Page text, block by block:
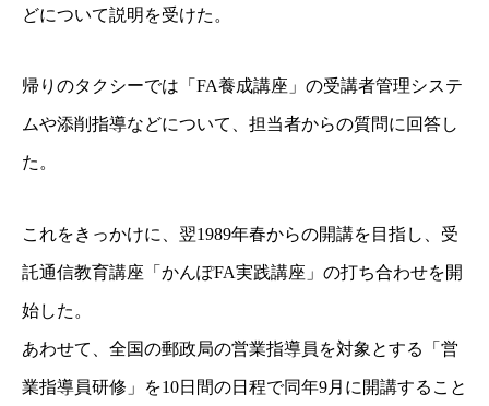
どについて説明を受けた。
帰りのタクシーでは「FA養成講座」の受講者管理システ
ムや添削指導などについて、担当者からの質問に回答し
た。
これをきっかけに、翌1989年春からの開講を目指し、受
託通信教育講座「かんぽFA実践講座」 の打ち合わせを開
始した。
あわせて、全国の郵政局の営業指導員を対象とする「営
業指導員研修」 を10日間の日程で同年9月に開講すること